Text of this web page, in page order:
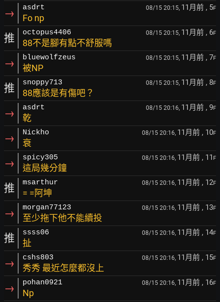
→ asdrt 08/15 20:15, 11月前 , 5F
Fo np
推 octopus4406 08/15 20:15, 11月前 , 6F
88不是腳有點不舒服嗎
→ bluewolfzeus 08/15 20:15, 11月前 , 7F
被NP
推 snoppy713 08/15 20:15, 11月前 , 8F
88應該是有傷吧？
→ asdrt 08/15 20:16, 11月前 , 9F
乾
→ Nickho 08/15 20:16, 11月前 , 10F
衰
→ spicy305 08/15 20:16, 11月前 , 11 F
這局幾分鐘
推 msarthur 08/15 20:16, 11月前 , 12F
= =阿坤
→ morgan77123 08/15 20:16, 11月前 , 13F
至少拖下他不能續投
推 ssss06 08/15 20:16, 11月前 , 14F
扯
→ cshs803 08/15 20:16, 11月前 , 15F
秀秀 最近怎麼都沒上
→ pohan0921 08/15 20:16, 11月前 , 16F
Np